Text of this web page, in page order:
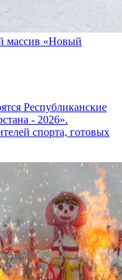
массив «Новый
Республиканские
- 2026».
спорта, готовых